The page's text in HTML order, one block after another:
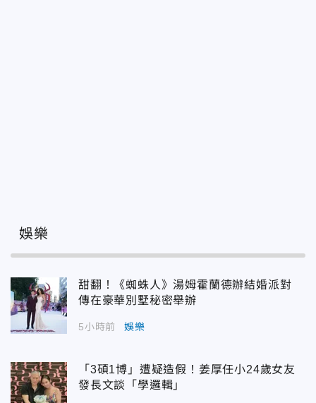
娛樂
甜翻！《蜘蛛人》湯姆霍蘭德辦結婚派對
傳在豪華別墅秘密舉辦
5小時前 娛樂
「3碩1博」遭疑造假！姜厚任小24歲女友
發長文談「學邏輯」